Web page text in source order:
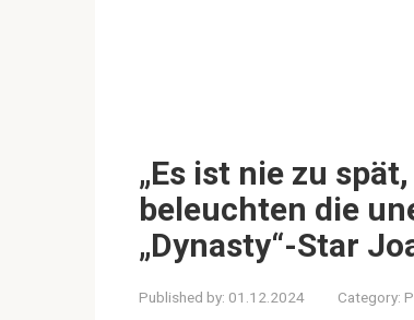
„Es ist nie zu
beleuchten die
„Dynasty“-Star
Published by: 01.12.2024 Category: